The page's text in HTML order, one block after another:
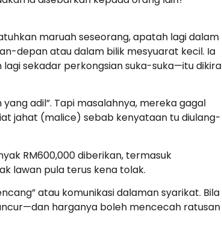
maruah seseorang, apatah lagi dalam
depan atau dalam bilik mesyuarat kecil. Ia
sekadar perkongsian suka-suka—itu dikira
adil”. Tapi masalahnya, mereka gagal
jahat (malice) sebab kenyataan tu diulang-
RM600,000 diberikan, termasuk
lawan pula terus kena tolak.
atau komunikasi dalaman syarikat. Bila
harganya boleh mencecah ratusan